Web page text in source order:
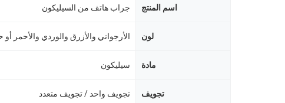
اسم المنتج جراب هاتف من السيليكون
لون
مادة سيليكون
تجويف تجويف واحد / تجويف متعدد